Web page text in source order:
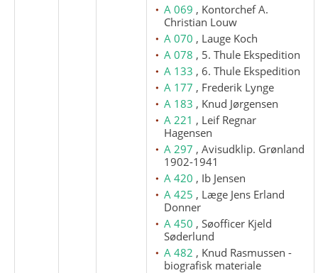
A 069 , Kontorchef A.
Christian Louw
A 070 , Lauge Koch
A 078 , 5. Thule Ekspedition
A 133 , 6. Thule Ekspedition
A 177 , Frederik Lynge
A 183 , Knud Jørgensen
A 221 , Leif Regnar
Hagensen
A 297 , Avisudklip. Grønland
1902-1941
A 420 , Ib Jensen
A 425 , Læge Jens Erland
Donner
A 450 , Søofficer Kjeld
Søderlund
A 482 , Knud Rasmussen -
biografisk materiale